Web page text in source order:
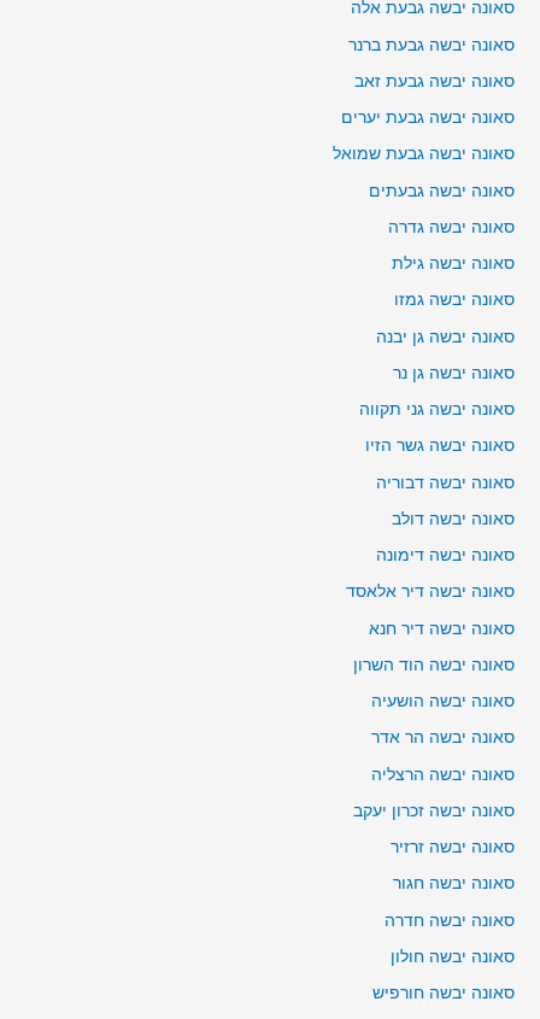
סאונה יבשה גבעת אלה
סאונה יבשה גבעת ברנר
סאונה יבשה גבעת זאב
סאונה יבשה גבעת יערים
סאונה יבשה גבעת שמואל
סאונה יבשה גבעתים
סאונה יבשה גדרה
סאונה יבשה גילת
סאונה יבשה גמזו
סאונה יבשה גן יבנה
סאונה יבשה גן נר
סאונה יבשה גני תקווה
סאונה יבשה גשר הזיו
סאונה יבשה דבוריה
סאונה יבשה דולב
סאונה יבשה דימונה
סאונה יבשה דיר אלאסד
סאונה יבשה דיר חנא
סאונה יבשה הוד השרון
סאונה יבשה הושעיה
סאונה יבשה הר אדר
סאונה יבשה הרצליה
סאונה יבשה זכרון יעקב
סאונה יבשה זרזיר
סאונה יבשה חגור
סאונה יבשה חדרה
סאונה יבשה חולון
סאונה יבשה חורפיש